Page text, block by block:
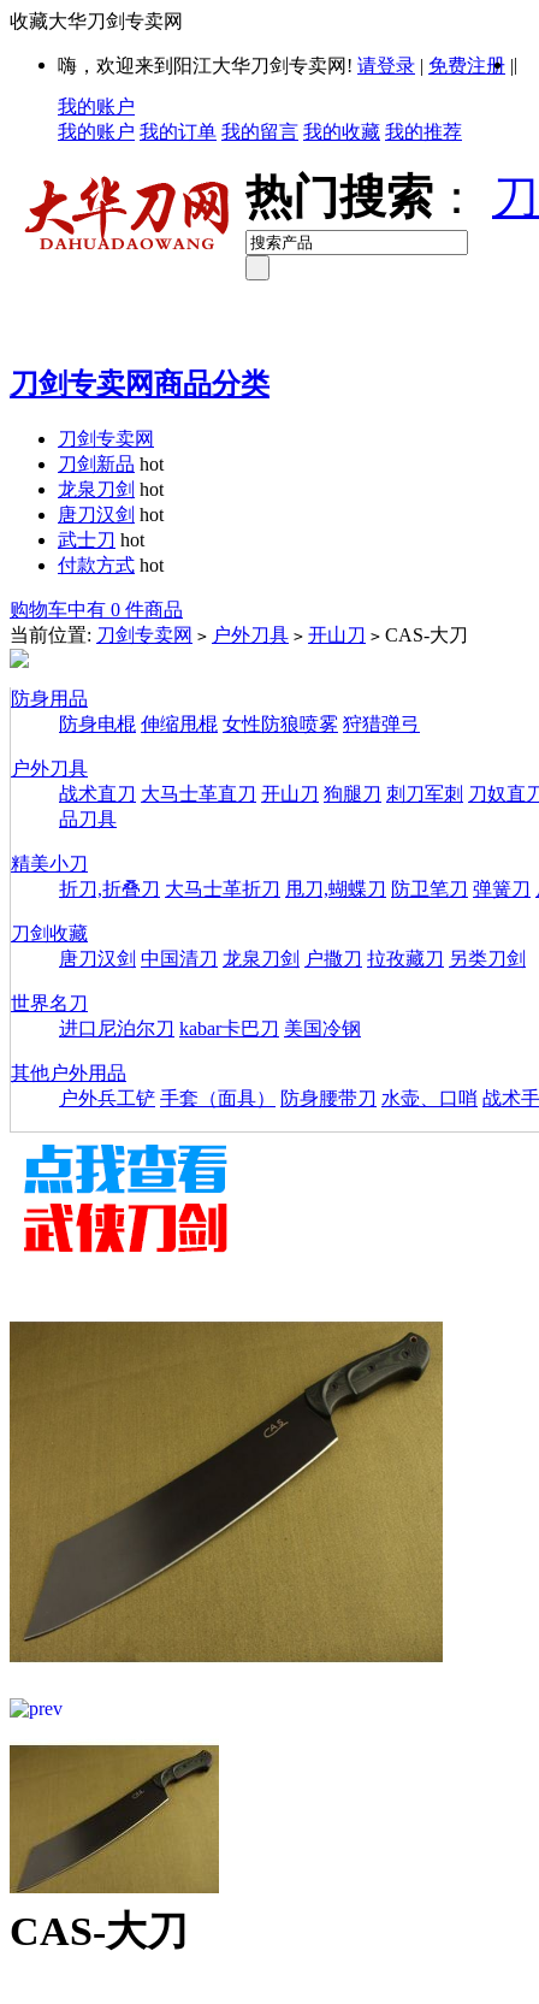
收藏大华刀剑专卖网
嗨，欢迎来到阳江大华刀剑专卖网! 请登录 | 免费注册 ||
我的账户
我的账户 我的订单 我的留言 我的收藏 我的推荐
热门搜索 ：
刀剑专卖网商品分类
刀剑专卖网
刀剑新品 hot
龙泉刀剑 hot
唐刀汉剑 hot
武士刀 hot
付款方式 hot
购物车中有 0 件商品
当前位置: 刀剑专卖网 > 户外刀具 > 开山刀 > CAS-大刀
防身用品
防身电棍 伸缩甩棍 女性防狼喷雾 狩猎弹弓
户外刀具
战术直刀 大马士革直刀 开山刀 狗腿刀 刺刀军刺 刀奴直
品刀具
精美小刀
折刀,折叠刀 大马士革折刀 甩刀,蝴蝶刀 防卫笔刀 弹簧刀
刀剑收藏
唐刀汉剑 中国清刀 龙泉刀剑 户撒刀 拉孜藏刀 另类刀剑
世界名刀
进口尼泊尔刀 kabar卡巴刀 美国冷钢
其他户外用品
户外兵工铲 手套（面具） 防身腰带刀 水壶、口哨 战术
CAS-大刀